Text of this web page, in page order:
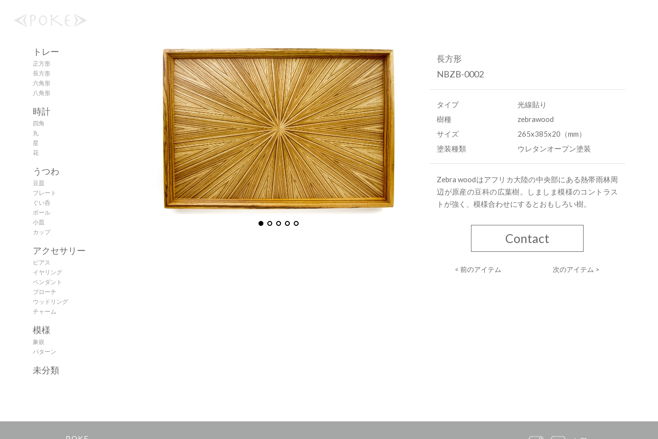
トレー
正方形
長方形
六角形
八角形
時計
四角
丸
星
花
うつわ
豆皿
プレート
ぐい呑
ボール
小皿
カップ
アクセサリー
ピアス
イヤリング
ペンダント
ブローチ
ウッドリング
チャーム
模様
象嵌
パターン
未分類
長方形
NBZB-0002
タイプ
光線貼り
樹種
zebrawood
サイズ
265x385x20（mm）
塗装種類
ウレタンオープン塗装
Zebra woodはアフリカ大陸の中央部にある熱帯雨林周
辺が原産の豆科の広葉樹。しましま模様のコントラス
トが強く、模様合わせにするとおもしろい樹。
Contact
< 前のアイテム 次のアイテム >